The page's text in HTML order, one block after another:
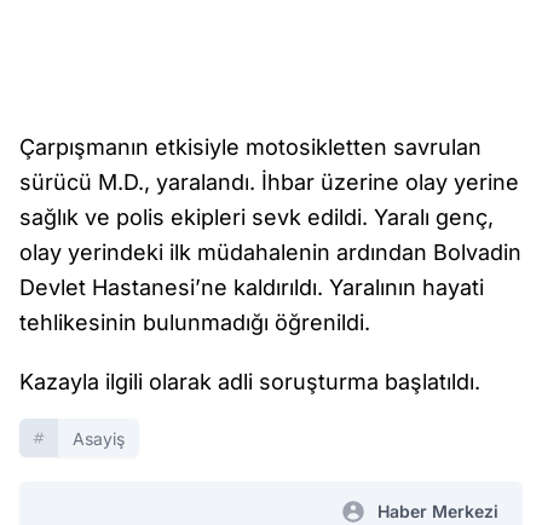
Çarpışmanın etkisiyle motosikletten savrulan
sürücü M.D., yaralandı. İhbar üzerine olay yerine
sağlık ve polis ekipleri sevk edildi. Yaralı genç,
olay yerindeki ilk müdahalenin ardından Bolvadin
Devlet Hastanesi’ne kaldırıldı. Yaralının hayati
tehlikesinin bulunmadığı öğrenildi.
Kazayla ilgili olarak adli soruşturma başlatıldı.
Asayiş
Haber Merkezi